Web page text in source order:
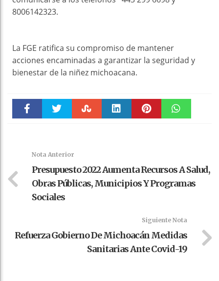
8006142323.
La FGE ratifica su compromiso de mantener
acciones encaminadas a garantizar la seguridad y
bienestar de la niñez michoacana.
Nota Anterior
Presupuesto 2022 Aumenta Recursos A Salud,
Obras Públicas, Municipios Y Programas
Sociales
Siguiente Nota
Refuerza Gobierno De Michoacán Medidas
Sanitarias Ante Covid-19